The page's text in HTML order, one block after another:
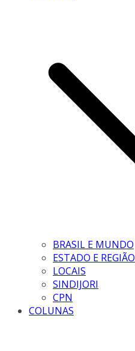
BRASIL E MUNDO
ESTADO E REGIÃO
LOCAIS
SINDIJORI
CPN
COLUNAS